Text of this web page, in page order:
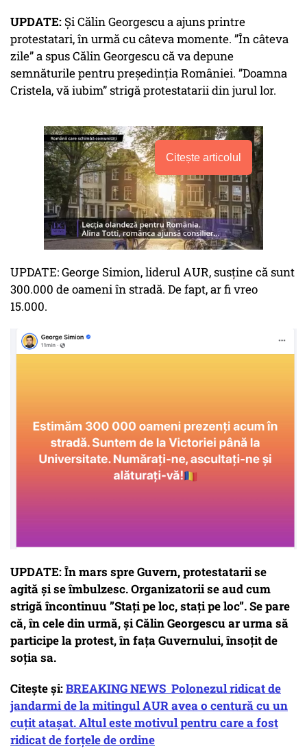
UPDATE: Și Călin Georgescu a ajuns printre
protestatari, în urmă cu câteva momente. ”În câteva
zile” a spus Călin Georgescu că va depune
semnăturile pentru președinția României. ”Doamna
Cristela, vă iubim” strigă protestatarii din jurul lor.
Citește articolul
UPDATE: George Simion, liderul AUR, susține că sunt
300.000 de oameni în stradă. De fapt, ar fi vreo
15.000.
UPDATE: În mars spre Guvern, protestatarii se
agită și se îmbulzesc. Organizatorii se aud cum
strigă încontinuu ”Stați pe loc, stați pe loc”. Se pare
că, în cele din urmă, și Călin Georgescu ar urma să
participe la protest, în fața Guvernului, însoțit de
soția sa.
Citește și:BREAKING NEWS Polonezul ridicat de
jandarmi de la mitingul AUR avea o centură cu un
cuțit atașat. Altul este motivul pentru care a fost
ridicat de forțele de ordine